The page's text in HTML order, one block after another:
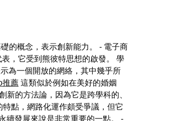
的概念，表示創新能力。 - 電子商
，它受到熊彼特思想的啟發。 學
為一個開放的網絡，其中幾乎所
推薦 這類似於例如在美好的婚姻
的方法論，因為它是跨學科的、
特點，網路化運作頗受爭議，但它
續發展來說是非常重要的一點。 -